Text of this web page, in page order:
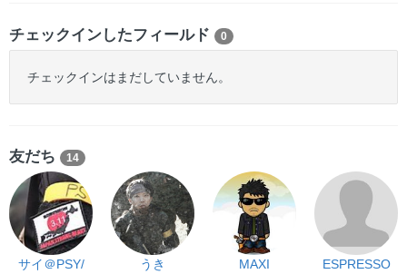
チェックインしたフィールド 0
チェックインはまだしていません。
友だち 14
サイ＠PSY/ うき MAXI ESPRESSO